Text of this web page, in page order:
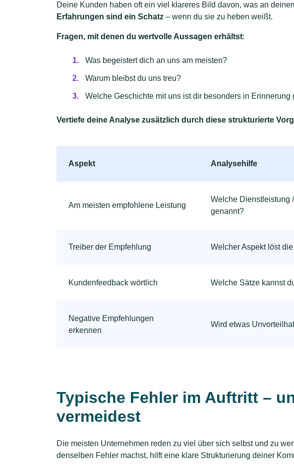
Deine Kunden haben oft ein viel klareres Bild davon, was an
Erfahrungen sind ein Schatz – wenn du sie zu heben weißt.
Fragen, mit denen du wertvolle Aussagen erhältst:
Was begeistert dich an uns am meisten?
Warum bleibst du uns treu?
Welche Geschichte mit uns ist dir besonders in Erinnerung
Vertiefe deine Analyse zusätzlich durch diese strukturierte
Aspekt Analysehilfe
Am meisten empfohlene Leistung
Welche Dienstleistung
genannt?
Treiber der Empfehlung Welcher Aspekt löst
Kundenfeedback wörtlich Welche Sätze kannst
Negative Empfehlungen
erkennen
Wird etwas
Typische Fehler im Auftritt –
vermeidest
Die meisten Unternehmen reden zu viel über sich selbst und zu
denselben Fehler machst, hilft eine klare Strukturierung deiner